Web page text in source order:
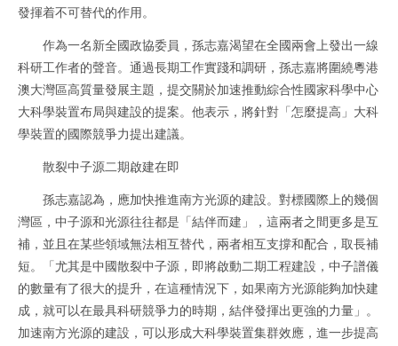
發揮着不可替代的作用。
作為一名新全國政協委員，孫志嘉渴望在全國兩會上發出一線
科研工作者的聲音。通過長期工作實踐和調研，孫志嘉將圍繞粵港
澳大灣區高質量發展主題，提交關於加速推動綜合性國家科學中心
大科學裝置布局與建設的提案。他表示，將針對「怎麼提高」大科
學裝置的國際競爭力提出建議。
散裂中子源二期啟建在即
孫志嘉認為，應加快推進南方光源的建設。對標國際上的幾個
灣區，中子源和光源往往都是「結伴而建」，這兩者之間更多是互
補，並且在某些領域無法相互替代，兩者相互支撐和配合，取長補
短。「尤其是中國散裂中子源，即將啟動二期工程建設，中子譜儀
的數量有了很大的提升，在這種情況下，如果南方光源能夠加快建
成，就可以在最具科研競爭力的時期，結伴發揮出更強的力量」。
加速南方光源的建設，可以形成大科學裝置集群效應，進一步提高